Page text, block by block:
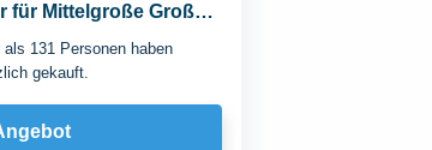
für Mittelgroße Große
als 131 Personen haben
gekauft.